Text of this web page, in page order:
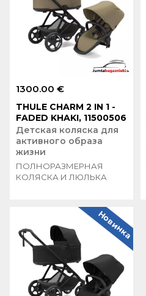
1300.00 €
THULE CHARM 2 IN 1 -
FADED KHAKI, 11500506
Детская коляска для
активного образа
жизни
ПОЛНОРАЗМЕРНАЯ
КОЛЯСКА И ЛЮЛЬКА
Новинка